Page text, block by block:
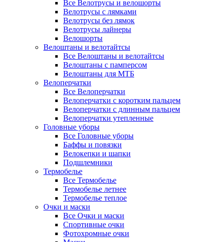
Все Велотрусы и велошорты
Велотрусы с лямками
Велотрусы без лямок
Велотрусы лайнеры
Велошорты
Велоштаны и велотайтсы
Все Велоштаны и велотайтсы
Велоштаны с памперсом
Велоштаны для МТБ
Велоперчатки
Все Велоперчатки
Велоперчатки с коротким пальцем
Велоперчатки с длинным пальцем
Велоперчатки утепленные
Головные уборы
Все Головные уборы
Баффы и повязки
Велокепки и шапки
Подшлемники
Термобелье
Все Термобелье
Термобелье летнее
Термобелье теплое
Очки и маски
Все Очки и маски
Спортивные очки
Фотохромные очки